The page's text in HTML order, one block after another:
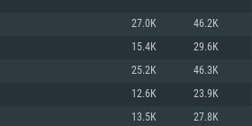
DE SISTEMA
27.0K 46.2K
15.4K 29.6K
25.2K 46.3K
12.6K 23.9K
13.5K 27.8K